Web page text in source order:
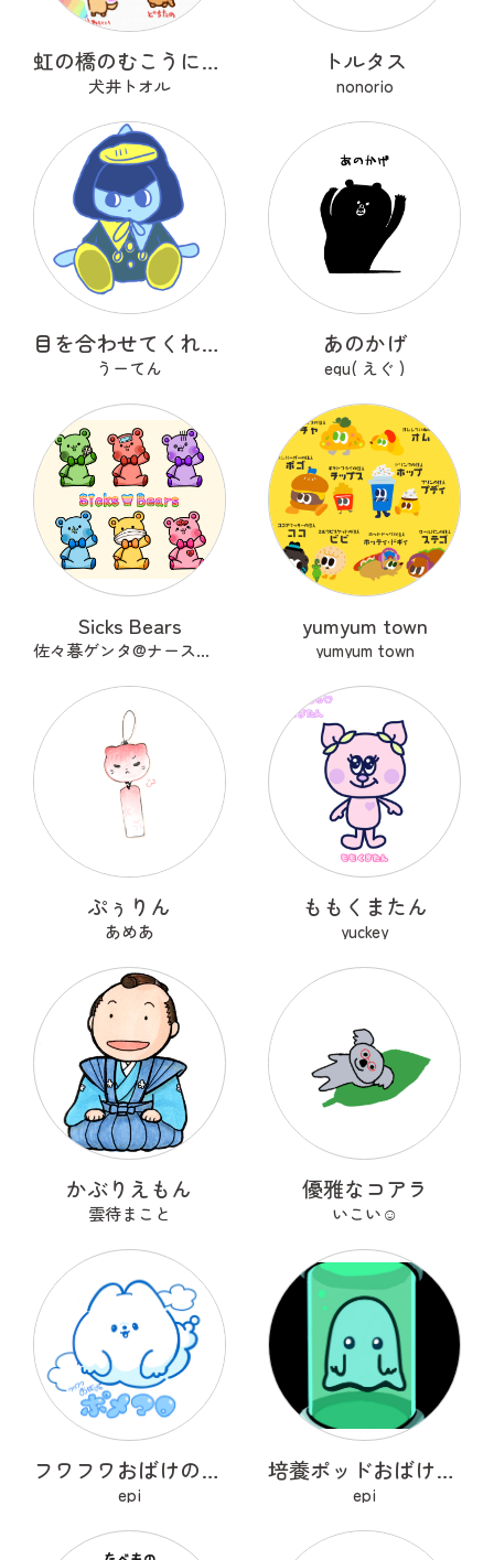
虹の橋のむこうにいるうちのこ
犬井トオル
トルタス
nonorio
目を合わせてくれないコバンザメちゃん
うーてん
あのかげ
egu( えぐ )
Sicks Bears
佐々暮ゲンタ@ナース兼描き
yumyum town
yumyum town
ぷぅりん
あめあ
ももくまたん
yuckey
かぶりえもん
雲待まこと
優雅なコアラ
いこい☺︎
フワフワおばけのポメマロ
epi
培養ポッドおばけ フライトン
epi